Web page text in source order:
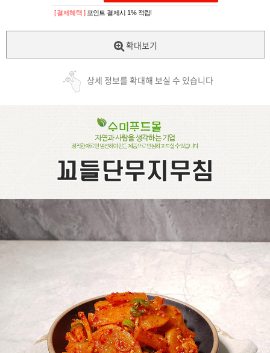
PAYCO 바로
[ 결제혜택 ] 포인트 결제시 1% 적립!
확대보기
상세 정보를 확대해 보실 수 있습니다